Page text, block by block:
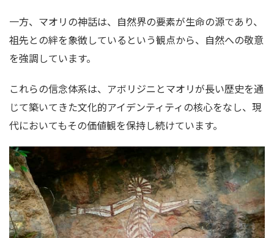
一方、マオリの神話は、自然界の要素が生命の源であり、
祖先との絆を象徴しているという観点から、自然への敬意
を強調しています。
これらの信念体系は、アボリジニとマオリが長い歴史を通
じて築いてきた文化的アイデンティティの核心をなし、現
代においてもその価値観を保持し続けています。